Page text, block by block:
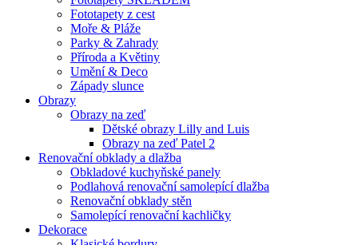
Fototapety z cest
Moře & Pláže
Parky & Zahrady
Příroda a Květiny
Umění & Deco
Západy slunce
Obrazy
Obrazy na zeď
Dětské obrazy Lilly and Luis
Obrazy na zeď Patel 2
Renovační obklady a dlažba
Obkladové kuchyňské panely
Podlahová renovační samolepící dlažba
Renovační obklady stěn
Samolepící renovační kachličky
Dekorace